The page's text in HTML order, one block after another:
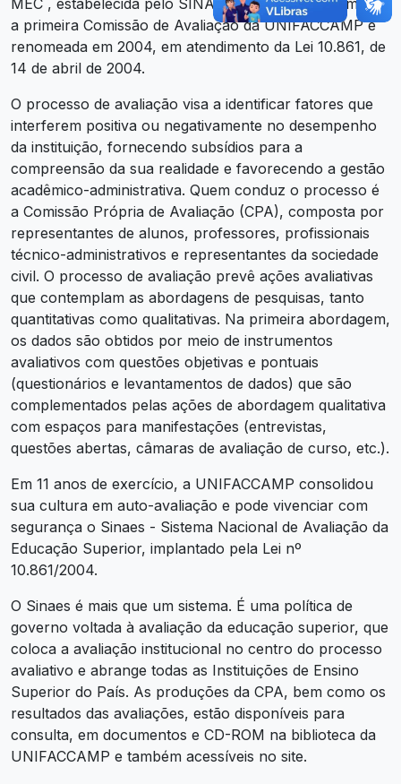
MEC , estabelecida pelo SINAES. Em 2003 foi nomeada
a primeira Comissão de Avaliação da UNIFACCAMP e
renomeada em 2004, em atendimento da Lei 10.861, de
14 de abril de 2004.
O processo de avaliação visa a identificar fatores que
interferem positiva ou negativamente no desempenho
da instituição, fornecendo subsídios para a
compreensão da sua realidade e favorecendo a gestão
acadêmico-administrativa. Quem conduz o processo é
a Comissão Própria de Avaliação (CPA), composta por
representantes de alunos, professores, profissionais
técnico-administrativos e representantes da sociedade
civil. O processo de avaliação prevê ações avaliativas
que contemplam as abordagens de pesquisas, tanto
quantitativas como qualitativas. Na primeira abordagem,
os dados são obtidos por meio de instrumentos
avaliativos com questões objetivas e pontuais
(questionários e levantamentos de dados) que são
complementados pelas ações de abordagem qualitativa
com espaços para manifestações (entrevistas,
questões abertas, câmaras de avaliação de curso, etc.).
Em 11 anos de exercício, a UNIFACCAMP consolidou
sua cultura em auto-avaliação e pode vivenciar com
segurança o Sinaes - Sistema Nacional de Avaliação da
Educação Superior, implantado pela Lei nº
10.861/2004.
O Sinaes é mais que um sistema. É uma política de
governo voltada à avaliação da educação superior, que
coloca a avaliação institucional no centro do processo
avaliativo e abrange todas as Instituições de Ensino
Superior do País. As produções da CPA, bem como os
resultados das avaliações, estão disponíveis para
consulta, em documentos e CD-ROM na biblioteca da
UNIFACCAMP e também acessíveis no site.